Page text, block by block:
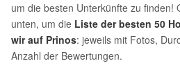
um die besten Unterkünfte zu finden!
unten, um die Liste der besten 50
wir auf Prinos: jeweils mit Fotos,
Anzahl der Bewertungen.